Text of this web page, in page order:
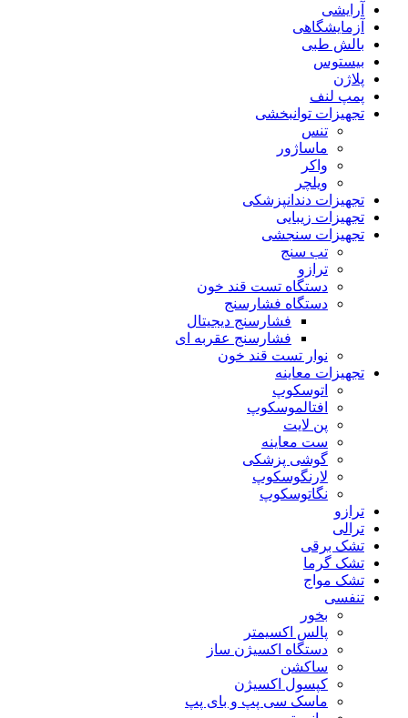
آرایشی
آزمایشگاهی
بالش طبی
بیستوس
پلاژن
پمپ لنف
تجهیزات توانبخشی
تنس
ماساژور
واکر
ویلچر
تجهیزات دندانپزشکی
تجهیزات زیبایی
تجهیزات سنجشی
تب سنج
ترازو
دستگاه تست قند خون
دستگاه فشارسنج
فشارسنج دیجیتال
فشارسنج عقربه ای
نوار تست قند خون
تجهیزات معاینه
اتوسکوپ
افتالموسکوپ
پن لایت
ست معاینه
گوشی پزشکی
لارنگوسکوپ
نگاتوسکوپ
ترازو
ترالی
تشک برقی
تشک گرما
تشک مواج
تنفسی
بخور
پالس اکسیمتر
دستگاه اکسیژن ساز
ساکشن
کپسول اکسیژن
ماسک سی پپ و بای پپ